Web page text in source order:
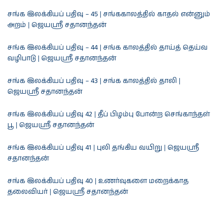
சங்க இலக்கியப் பதிவு – 45 | சங்ககாலத்தில் காதல் என்னும்
அறம் | ஜெயஸ்ரீ சதானந்தன்
சங்க இலக்கியப் பதிவு – 44 | சங்க காலத்தில் தாய்த் தெய்வ
வழிபாடு | ஜெயஸ்ரீ சதானந்தன்
சங்க இலக்கியப் பதிவு – 43 | சங்க காலத்தில் தாலி |
ஜெயஸ்ரீ சதானந்தன்
சங்க இலக்கியப் பதிவு 42 | தீப் பிழம்பு போன்ற செங்காந்தள்
பூ | ஜெயஸ்ரீ சதானந்தன்
சங்க இலக்கியப் பதிவு 41 | புலி தங்கிய வயிறு | ஜெயஸ்ரீ
சதானந்தன்
சங்க இலக்கியப் பதிவு 40 | உணர்வுகளை மறைக்காத
தலைவியர் | ஜெயஸ்ரீ சதானந்தன்